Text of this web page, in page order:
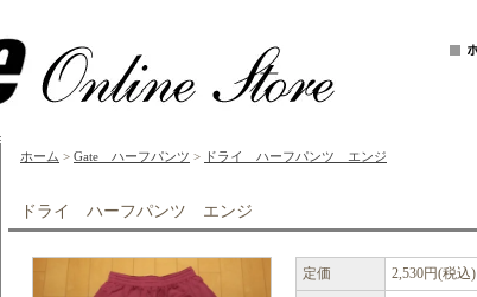
ホーム > Gate ハーフパンツ > ドライ ハーフパンツ エンジ
ドライ ハーフパンツ エンジ
定価
2,530円(税込)